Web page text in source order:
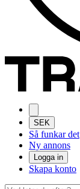
SEK
Så funkar det
Ny annons
Logga in
Skapa konto